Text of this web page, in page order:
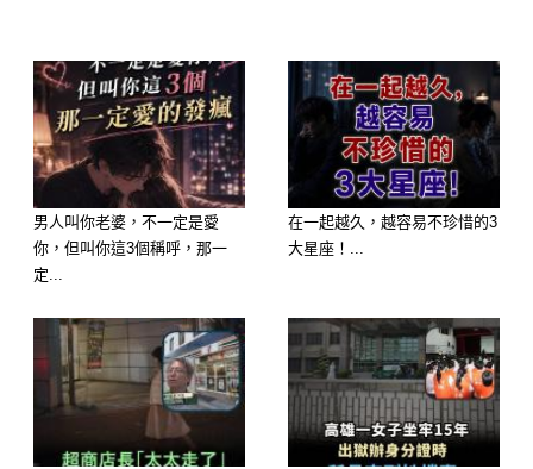
簡單講，就是「看起來沖了，其實沒沖
乾淨」。
正確做法是什麼？
其實很簡單：
✔ 先檢查水箱是不是正常進水
✔ 沖水力變弱，優先檢查零件（浮球、
進水閥）
✔ 定期清潔馬桶內部
男人叫你老婆，不一定是愛
你，但叫你這3個稱呼，那一
定...
在一起越久，越容易不珍惜的3
大星座！...